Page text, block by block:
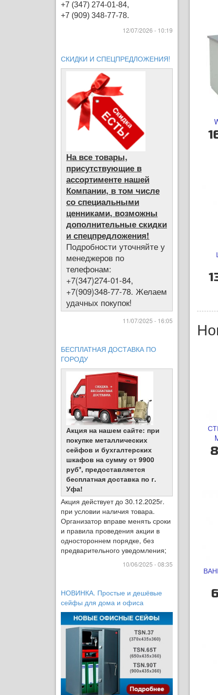
+7 (347) 274-01-84,
+7 (909) 348-77-78.
12/07/2026 - 10:19
СКИДКИ И СПЕЦПРЕДЛОЖЕНИЯ!
На все товары,
присутствующие в
ассортименте нашей
Компании, в том числе
со специальными
ценниками, возможны
дополнительные скидки
и спецпредложения!
Подробности уточняйте у
менеджеров по
телефонам:
+7(347)274-01-84,
+7(909)348-77-78. Желаем
удачных покупок!
11/07/2025 - 16:05
БЕСПЛАТНАЯ ДОСТАВКА ПО
ГОРОДУ
Акция на нашем сайте: при
покупке металлических
сейфов и бухгалтерских
шкафов на сумму от 9900
руб*, предоставляется
бесплатная доставка по г.
Уфа!
Акция действует до 30.12.2025г.
при условии наличия товара.
Организатор вправе менять сроки
и правила проведения акции в
одностороннем порядке, без
предварительного уведомления;
10/06/2025 - 08:35
НОВИНКА. Простые и дешёвые
сейфы для дома и офиса